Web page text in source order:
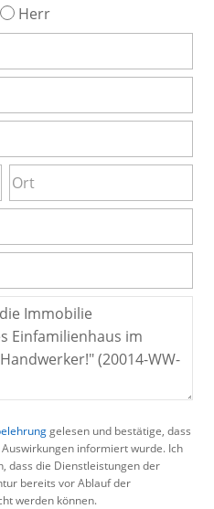
Herr
gelesen und bestätige, dass
informiert wurde. Ich
dass die Dienstleistungen der
bereits vor Ablauf der
werden können.